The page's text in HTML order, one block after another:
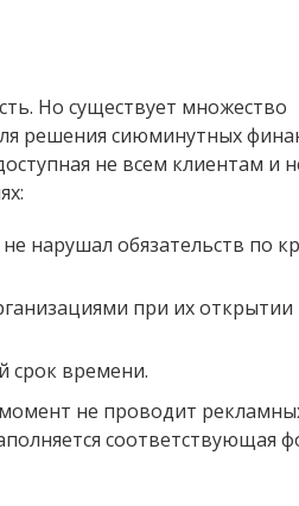
Но существует множество
решения сиюминутных
не всем клиентам и
нарушал обязательств по
при их открытии
срок времени.
не проводит
соответствующая